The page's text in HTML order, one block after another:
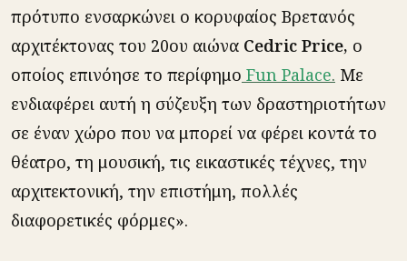
πρότυπο ενσαρκώνει ο κορυφαίος Βρετανός
αρχιτέκτονας του 20ου αιώνα Cedric Price, ο
οποίος επινόησε το περίφημο Fun Palace. Με
ενδιαφέρει αυτή η σύζευξη των δραστηριοτήτων
σε έναν χώρο που να μπορεί να φέρει κοντά το
θέατρο, τη μουσική, τις εικαστικές τέχνες, την
αρχιτεκτονική, την επιστήμη, πολλές
διαφορετικές φόρμες».